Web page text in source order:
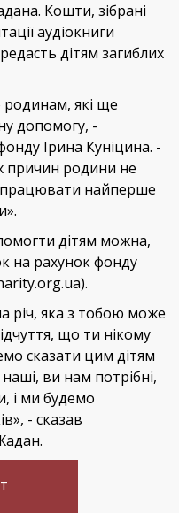
Кошти, зібрані
аудіокниги
дітям загиблих
родинам, які ще
допомогу, -
Ірина Куніцина. -
причин родини не
найперше
дітям можна,
на рахунок фонду
річ, яка з тобою може
що ти нікому
сказати цим дітям
наші, ви нам потрібні,
і ми будемо
- сказав